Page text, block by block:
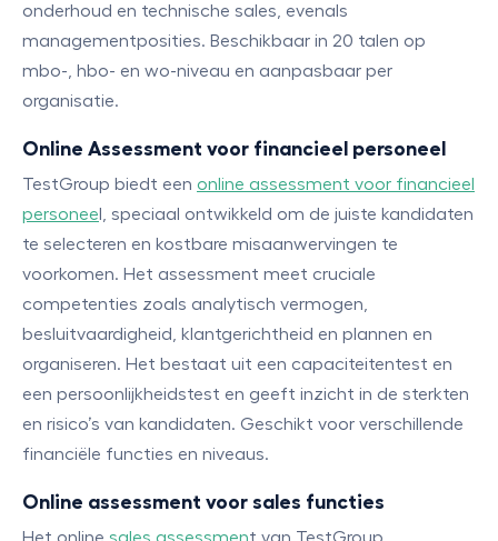
onderhoud en technische sales, evenals
managementposities. Beschikbaar in 20 talen op
mbo-, hbo- en wo-niveau en aanpasbaar per
organisatie.
Online Assessment voor financieel personeel
TestGroup biedt een online assessment voor financieel
personeel, speciaal ontwikkeld om de juiste kandidaten
te selecteren en kostbare misaanwervingen te
voorkomen. Het assessment meet cruciale
competenties zoals analytisch vermogen,
besluitvaardigheid, klantgerichtheid en plannen en
organiseren. Het bestaat uit een capaciteitentest en
een persoonlijkheidstest en geeft inzicht in de sterkten
en risico’s van kandidaten. Geschikt voor verschillende
financiële functies en niveaus.
Online assessment voor sales functies
Het online sales assessment van TestGroup,